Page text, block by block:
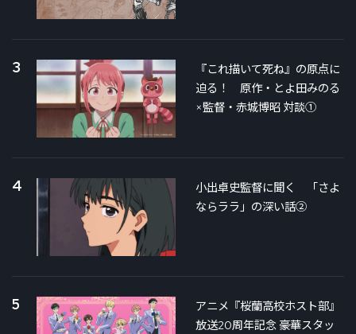
3
『これ描いて死ね』の原点に
迫る！ 原作・とよ田みのる
×監督・赤城博昭 対談①
4
小出卓史監督に聞く 「さよ
ならララ」の深い話②
5
アニメ『桜蘭高校ホスト部』
放送20周年記念 豪華スタッ